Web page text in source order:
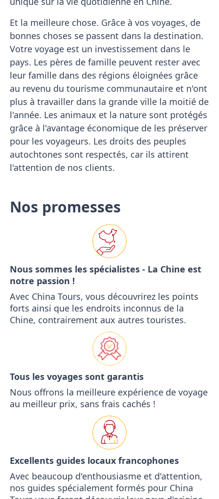
Et la meilleure chose. Grâce à vos voyages, de
bonnes choses se passent dans la destination.
Votre voyage est un investissement dans le
pays. Les pères de famille peuvent rester avec
leur famille dans des régions éloignées grâce
au revenu du tourisme communautaire et n'ont
plus à travailler dans la grande ville la moitié de
l'année. Les animaux et la nature sont protégés
grâce à l'avantage économique de les préserver
pour les voyageurs. Les droits des peuples
autochtones sont respectés, car ils attirent
l'attention de nos clients.
Nos promesses
Nous sommes les spécialistes - La Chine est
notre passion !
Avec China Tours, vous découvrirez les points
forts ainsi que les endroits inconnus de la
Chine, contrairement aux autres touristes.
Tous les voyages sont garantis
Nous offrons la meilleure expérience de voyage
au meilleur prix, sans frais cachés !
Excellents guides locaux francophones
Avec beaucoup d'enthousiasme et d'attention,
nos guides spécialement formés pour China